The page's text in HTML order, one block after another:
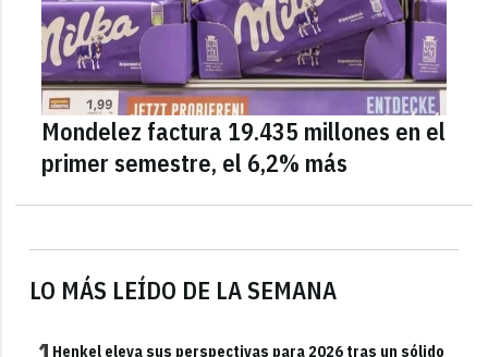
LO MÁS LEÍDO DE LA SEMANA
Henkel eleva sus perspectivas para 2026 tras un sólido
Mondelez factura 19.435 millones en el
primer semestre, el 6,2% más